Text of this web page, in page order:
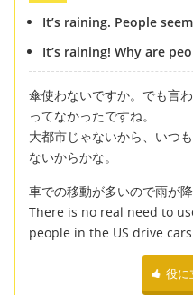
It’s raining. People
It’s raining! Why are
傘使わないですか。でも言
ってなかったですね。
大都市じゃないから、いつ
ないからかな。
車での移動が多いので雨が
There is no real need to
people in the US drive
役に